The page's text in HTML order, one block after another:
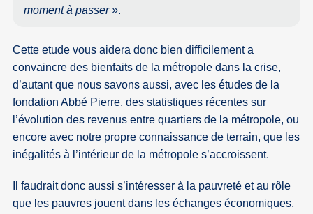
moment à passer ».
Cette etude vous aidera donc bien difficilement a
convaincre des bienfaits de la métropole dans la crise,
d’autant que nous savons aussi, avec les études de la
fondation Abbé Pierre, des statistiques récentes sur
l’évolution des revenus entre quartiers de la métropole, ou
encore avec notre propre connaissance de terrain, que les
inégalités à l’intérieur de la métropole s’accroissent.
Il faudrait donc aussi s’intéresser à la pauvreté et au rôle
que les pauvres jouent dans les échanges économiques,